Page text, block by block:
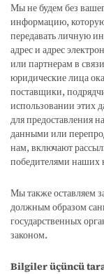
Мы не будем без
информацию,
передавать личную
адрес и адрес
или партнерам в
юридические лица
поставщики,
использовании этих
для предоставления
данными или
нам, включают
победителями наших
Мы также оставляем
должным образом
государственных
законом.
Bilgiler üçüncü